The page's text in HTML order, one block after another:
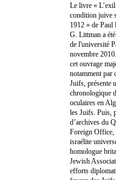
Le livre «
condition juive
1912 » de
G. Littman a
de l'université
novembre
cet ouvrage
notamment par
Juifs, présente
chronologique
oculaires en
les Juifs. Puis,
d’archives du
Foreign Office,
israélite
homologue
Jewish
efforts